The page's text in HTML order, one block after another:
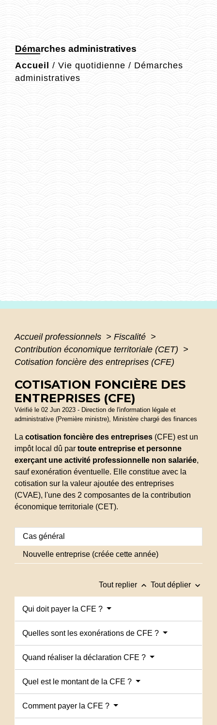
Démarches administratives
Accueil / Vie quotidienne / Démarches
administratives
Accueil professionnels > Fiscalité >
Contribution économique territoriale (CET) >
Cotisation foncière des entreprises (CFE)
COTISATION FONCIÈRE DES
ENTREPRISES (CFE)
Vérifié le 02 Jun 2023 - Direction de l'information légale et
administrative (Première ministre), Ministère chargé des finances
La cotisation foncière des entreprises (CFE) est un
impôt local dû par toute entreprise et personne
exerçant une activité professionnelle non salariée,
sauf exonération éventuelle. Elle constitue avec la
cotisation sur la valeur ajoutée des entreprises
(CVAE), l'une des 2 composantes de la contribution
économique territoriale (CET).
Cas général
Nouvelle entreprise (créée cette année)
Tout replier keyboard_arrow_up Tout déplier keyboard_arrow_down
Qui doit payer la CFE ?
Quelles sont les exonérations de CFE ?
Quand réaliser la déclaration CFE ?
Quel est le montant de la CFE ?
Comment payer la CFE ?